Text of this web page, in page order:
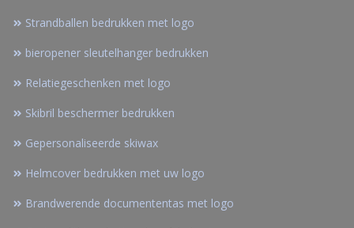
Strandballen bedrukken met logo
bieropener sleutelhanger bedrukken
Relatiegeschenken met logo
Skibril beschermer bedrukken
Gepersonaliseerde skiwax
Helmcover bedrukken met uw logo
Brandwerende documententas met logo